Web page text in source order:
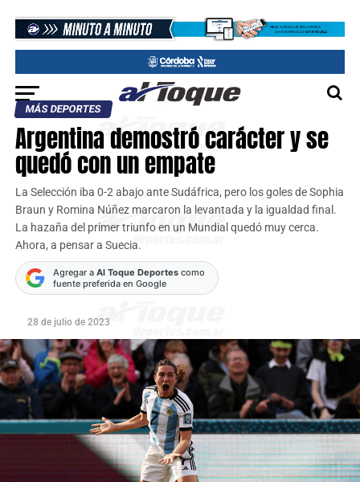
MÁS DEPORTES
Argentina demostró carácter y se
quedó con un empate
La Selección iba 0-2 abajo ante Sudáfrica, pero los goles de Sophia
Braun y Romina Núñez marcaron la levantada y la igualdad final.
La hazaña del primer triunfo en un Mundial quedó muy cerca.
Ahora, a pensar a Suecia.
Agregar a Al Toque Deportescomo
fuente preferida en Google
28 de julio de 2023